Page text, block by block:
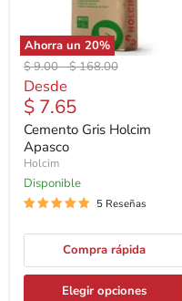
Ahorra un 20%
Precio
original
$ 9.00-Precio
$ 168.00
Desde
$ 7.65
Cemento Gris Holcim
Apasco
Holcim
Disponible
5 Reseñas
Compra rápida
Elegir opciones